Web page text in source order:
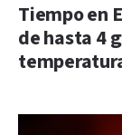
Tiempo en
de hasta 4